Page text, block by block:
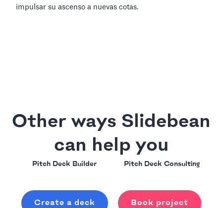
impulsar su ascenso a nuevas cotas.
Other ways Slidebean
can help you
Pitch Deck Builder
Create a deck
Pitch Deck Consulting
Book project